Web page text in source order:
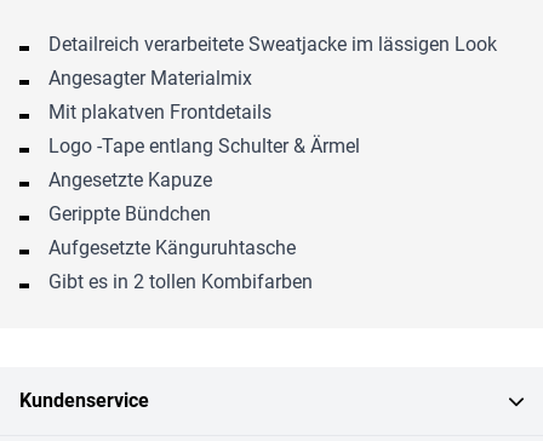
Detailreich verarbeitete Sweatjacke im lässigen Look
Angesagter Materialmix
Mit plakatven Frontdetails
Logo -Tape entlang Schulter & Ärmel
Angesetzte Kapuze
Gerippte Bündchen
Aufgesetzte Känguruhtasche
Gibt es in 2 tollen Kombifarben
Kundenservice